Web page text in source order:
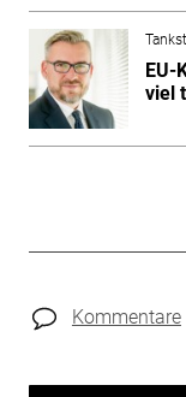
EU-
viel
Kommentare